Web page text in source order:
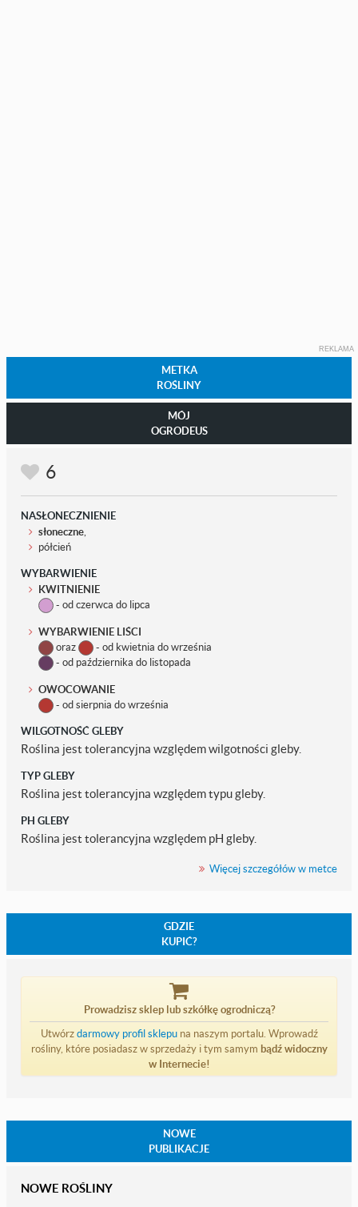
REKLAMA
METKA
ROŚLINY
MÓJ
OGRODEUS
6
NASŁONECZNIENIE
słoneczne,
półcień
WYBARWIENIE
KWITNIENIE
- od czerwca do lipca
WYBARWIENIE LIŚCI
oraz
- od kwietnia do września
- od października do listopada
OWOCOWANIE
- od sierpnia do września
WILGOTNOŚĆ GLEBY
Roślina jest tolerancyjna względem wilgotności gleby.
TYP GLEBY
Roślina jest tolerancyjna względem typu gleby.
PH GLEBY
Roślina jest tolerancyjna względem pH gleby.
Więcej szczegółów w metce
GDZIE
KUPIĆ?
Prowadzisz sklep lub szkółkę ogrodniczą?
Utwórzdarmowy profil sklepuna naszym portalu. Wprowadź
rośliny, które posiadasz w sprzedaży i tym samym bądź widoczny
w Internecie!
NOWE
PUBLIKACJE
NOWE ROŚLINY